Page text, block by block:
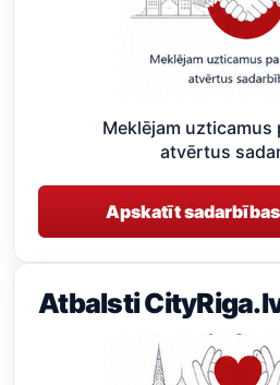
Meklējam uzticamus
atvērtus
Apskatīt
Atbalsti